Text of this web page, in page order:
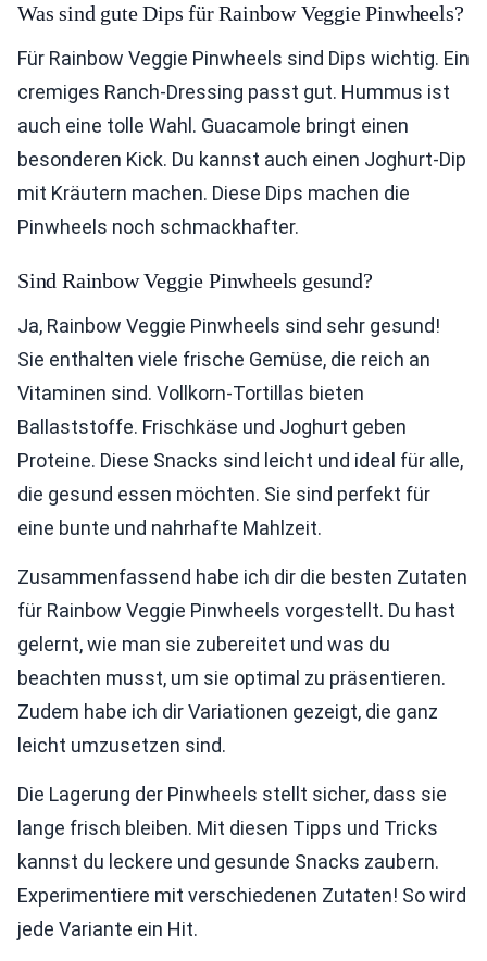
Was sind gute Dips für Rainbow Veggie Pinwheels?
Für Rainbow Veggie Pinwheels sind Dips wichtig. Ein
cremiges Ranch-Dressing passt gut. Hummus ist
auch eine tolle Wahl. Guacamole bringt einen
besonderen Kick. Du kannst auch einen Joghurt-Dip
mit Kräutern machen. Diese Dips machen die
Pinwheels noch schmackhafter.
Sind Rainbow Veggie Pinwheels gesund?
Ja, Rainbow Veggie Pinwheels sind sehr gesund!
Sie enthalten viele frische Gemüse, die reich an
Vitaminen sind. Vollkorn-Tortillas bieten
Ballaststoffe. Frischkäse und Joghurt geben
Proteine. Diese Snacks sind leicht und ideal für alle,
die gesund essen möchten. Sie sind perfekt für
eine bunte und nahrhafte Mahlzeit.
Zusammenfassend habe ich dir die besten Zutaten
für Rainbow Veggie Pinwheels vorgestellt. Du hast
gelernt, wie man sie zubereitet und was du
beachten musst, um sie optimal zu präsentieren.
Zudem habe ich dir Variationen gezeigt, die ganz
leicht umzusetzen sind.
Die Lagerung der Pinwheels stellt sicher, dass sie
lange frisch bleiben. Mit diesen Tipps und Tricks
kannst du leckere und gesunde Snacks zaubern.
Experimentiere mit verschiedenen Zutaten! So wird
jede Variante ein Hit.